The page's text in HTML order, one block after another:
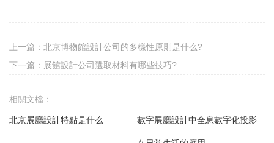
上一篇： 北京博物館設計公司的多樣性原則是什么?
下一篇： 展館設計公司選取材料有哪些技巧?
相關文檔：
北京展廳設計特點是什么 數字展廳設計中全息數字化投影